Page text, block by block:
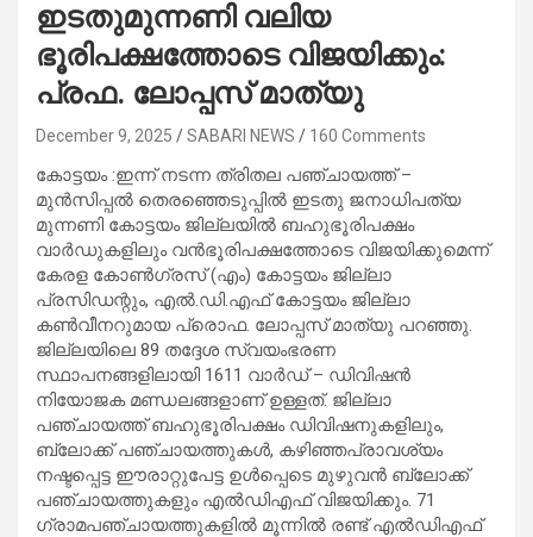
ഇടതുമുന്നണി വലിയ
ഭൂരിപക്ഷത്തോടെ വിജയിക്കും:
പ്രഫ. ലോപ്പസ് മാത്യു
December 9, 2025 SABARI NEWS 160 Comments
കോട്ടയം :ഇന്ന് നടന്ന ത്രിതല പഞ്ചായത്ത് –
മുൻസിപ്പൽ തെരഞ്ഞെടുപ്പിൽ ഇടതു ജനാധിപത്യ
മുന്നണി കോട്ടയം ജില്ലയിൽ ബഹുഭൂരിപക്ഷം
വാർഡുകളിലും വൻഭൂരിപക്ഷത്തോടെ വിജയിക്കുമെന്ന്
കേരള കോൺഗ്രസ് (എം) കോട്ടയം ജില്ലാ
പ്രസിഡന്റും, എൽ.ഡി.എഫ് കോട്ടയം ജില്ലാ
കൺവീനറുമായ പ്രൊഫ. ലോപ്പസ് മാത്യു പറഞ്ഞു.
ജില്ലയിലെ 89 തദ്ദേശ സ്വയംഭരണ
സ്ഥാപനങ്ങളിലായി 1611 വാർഡ് – ഡിവിഷൻ
നിയോജക മണ്ഡലങ്ങളാണ് ഉള്ളത്. ജില്ലാ
പഞ്ചായത്ത് ബഹുഭൂരിപക്ഷം ഡിവിഷനുകളിലും,
ബ്ലോക്ക് പഞ്ചായത്തുകൾ, കഴിഞ്ഞപ്രാവശ്യം
നഷ്ടപ്പെട്ട ഈരാറ്റുപേട്ട ഉൾപ്പെടെ മുഴുവൻ ബ്ലോക്ക്
പഞ്ചായത്തുകളും എൽഡിഎഫ് വിജയിക്കും. 71
ഗ്രാമപഞ്ചായത്തുകളിൽ മൂന്നിൽ രണ്ട് എൽഡിഎഫ്